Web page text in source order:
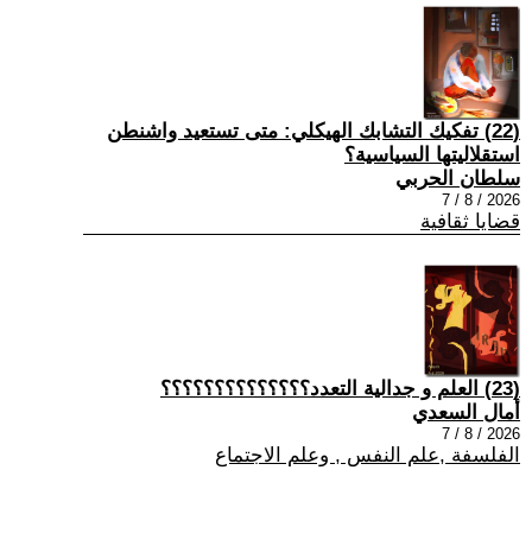
(22) تفكيك التشابك الهيكلي: متى تستعيد واشنطن
استقلاليتها السياسية؟
سلطان الحربي
2026 / 8 / 7
قضايا ثقافية
(23) العلم و جدالية التعدد؟؟؟؟؟؟؟؟؟؟؟؟؟؟
أمال السعدي
2026 / 8 / 7
الفلسفة ,علم النفس , وعلم الاجتماع